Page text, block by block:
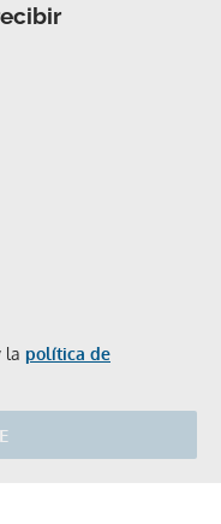
la política de